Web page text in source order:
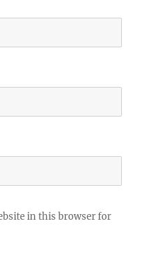
in this browser for